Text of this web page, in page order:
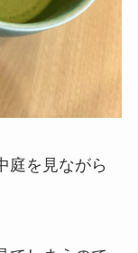
庭を見ながら